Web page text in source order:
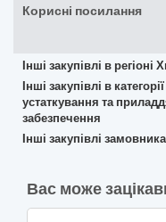
Корисні посилання
Інші закупівлі в
Інші закупівлі в
устаткування та
забезпечення
Інші закупівлі
Вас може